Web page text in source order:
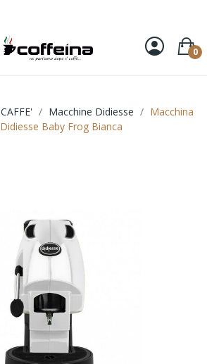
0
Macchine Didiesse
Macchina
Baby Frog Bianca